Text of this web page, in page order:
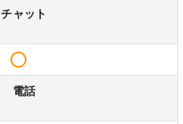
チャット
電話